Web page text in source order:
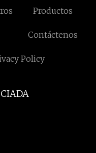
Productos
Contáctenos
Policy